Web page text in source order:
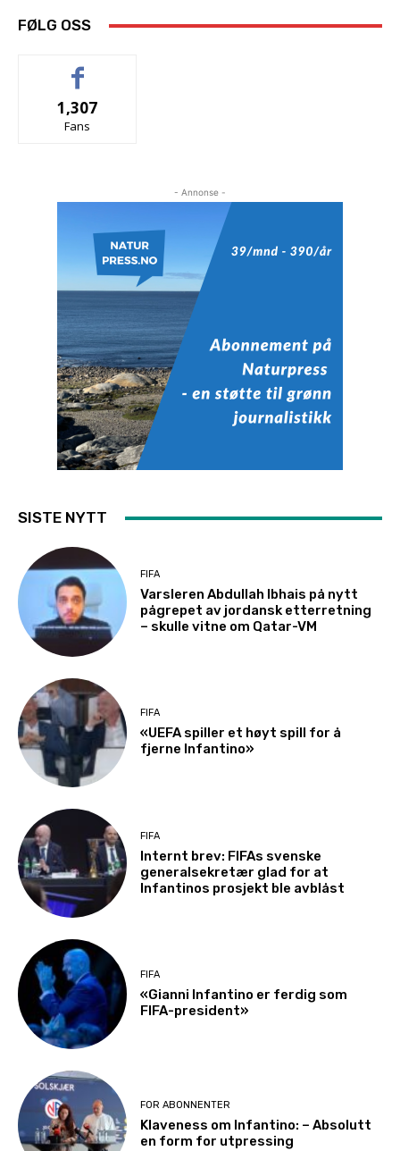
FØLG OSS
1,307
Fans
- Annonse -
SISTE NYTT
FIFA
Varsleren Abdullah Ibhais på nytt
pågrepet av jordansk etterretning
– skulle vitne om Qatar-VM
FIFA
«UEFA spiller et høyt spill for å
fjerne Infantino»
FIFA
Internt brev: FIFAs svenske
generalsekretær glad for at
Infantinos prosjekt ble avblåst
FIFA
«Gianni Infantino er ferdig som
FIFA-president»
FOR ABONNENTER
Klaveness om Infantino: – Absolutt
en form for utpressing